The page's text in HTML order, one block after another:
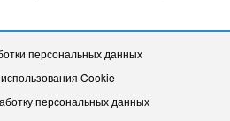
персональных данных
Cookie
персональных данных